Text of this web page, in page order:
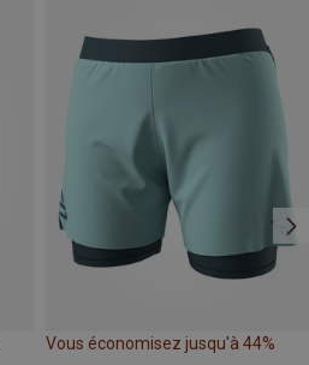
Vous économisez jusqu'à 44%